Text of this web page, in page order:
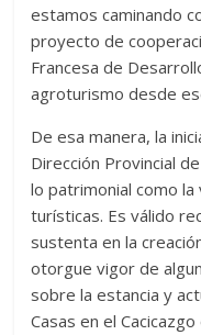
estamos caminando
proyecto de
Francesa de
agroturismo desde
De esa manera, la
Dirección Provincial
lo patrimonial como
turísticas. Es válido
sustenta en la
otorgue vigor de
sobre la estancia y
Casas en el